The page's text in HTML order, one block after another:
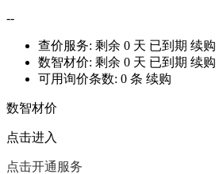
--
查价服务: 剩余 0 天 已到期 续购
数智材价: 剩余 0 天 已到期 续购
可用询价条数: 0 条 续购
数智材价
点击进入
点击开通服务